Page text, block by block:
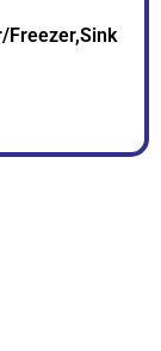
Freezer,Sink